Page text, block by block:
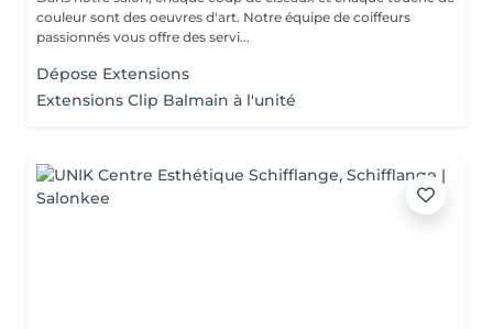
couleur sont des oeuvres d'art. Notre équipe de coiffeurs
passionnés vous offre des servi...
Dépose Extensions
Extensions Clip Balmain à l'unité